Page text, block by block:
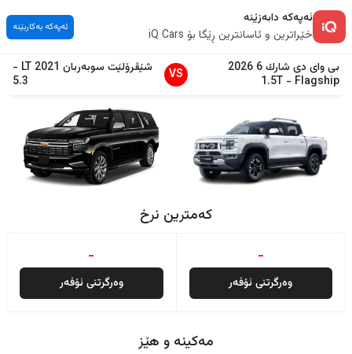
ئەپەکە دابەزێنە
خێراترین و ئاسانترین ڕێگا بۆ iQ Cars
ئەپەکە بەکاربێنە
بی وای دی شارك 6
2026
Flagship
-
1.5T
VS شێڤرۆلێت سوبەربان 2021
LT
-
5.3
کەمترین نرخ
-
وەرگرتنی ئۆفەر
-
وەرگرتنی ئۆفەر
مەکینە و هێز